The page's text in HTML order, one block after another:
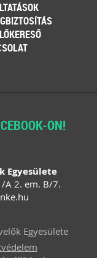
ON!
Egyesülete
A 2. em. B/7.
.hu
Egyesülete